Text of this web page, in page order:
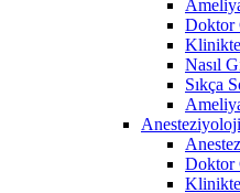
Doktor
Nasıl
Sıkça
Doktor